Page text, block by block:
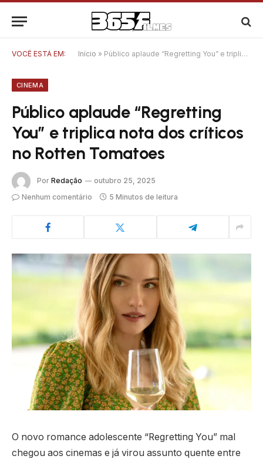
VOCÊ ESTÁ EM: Início » Público aplaude “Regretting You” e triplica nota dos críticos no Rotten Tomatoes
CINEMA
Público aplaude “Regretting
You” e triplica nota dos críticos
no Rotten Tomatoes
Por Redação
outubro 25, 2025
Nenhum comentário
5 Minutos de leitura
O novo romance adolescente “Regretting You” mal
chegou aos cinemas e já virou assunto quente entre